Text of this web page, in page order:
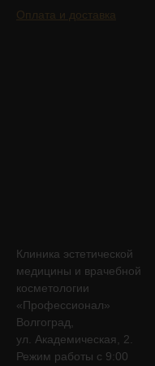
Оплата и доставка
Клиника эстетической
медицины и врачебной
косметологии
«Профессионал»
Волгоград,
ул. Академическая, 2.
Режим работы с 9:00